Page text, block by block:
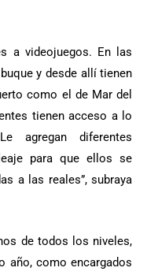
a videojuegos. En las
y desde allí tienen
como el de Mar del
tienen acceso a lo
agregan diferentes
para que ellos se
a las reales”, subraya
de todos los niveles,
año, como encargados